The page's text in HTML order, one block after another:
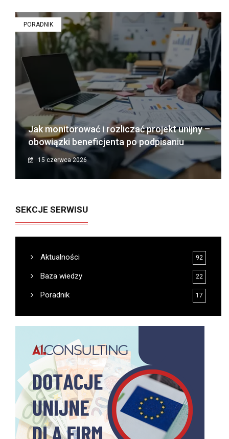
PORADNIK
Jak monitorować i rozliczać projekt unijny –
obowiązki beneficjenta po podpisaniu
15 czerwca 2026
SEKCJE SERWISU
Aktualności 92
Baza wiedzy 22
Poradnik 17